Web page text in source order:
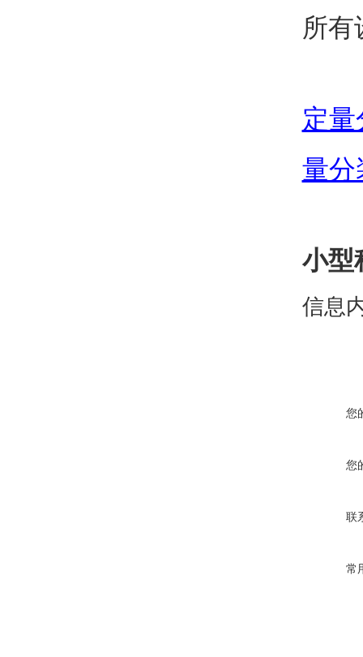
所有
定量
量分
小型
信息
您
您
联
常